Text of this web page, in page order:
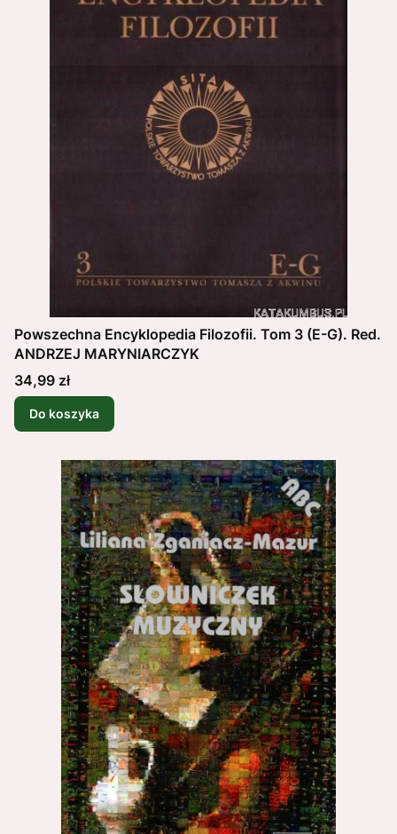
Powszechna Encyklopedia Filozofii. Tom 3 (E-G). Red.
ANDRZEJ MARYNIARCZYK
Cena
34,99 zł
Do koszyka